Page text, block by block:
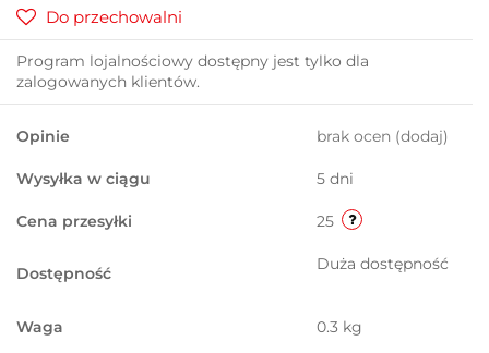
Do przechowalni
Program lojalnościowy dostępny jest tylko dla
zalogowanych klientów.
Opinie brak ocen (dodaj)
Wysyłka w ciągu 5 dni
Cena przesyłki 25
Dostępność Duża dostępność
Waga 0.3 kg